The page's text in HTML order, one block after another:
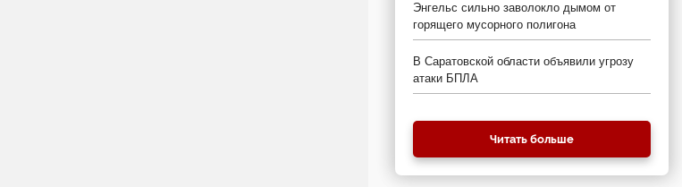
Энгельс сильно заволокло дымом от
горящего мусорного полигона
В Саратовской области объявили угрозу
атаки БПЛА
Читать больше